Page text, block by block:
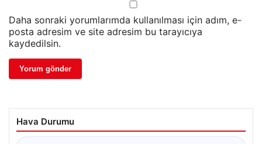
Daha sonraki yorumlarımda kullanılması için adım, e-
posta adresim ve site adresim bu tarayıcıya
kaydedilsin.
Hava Durumu